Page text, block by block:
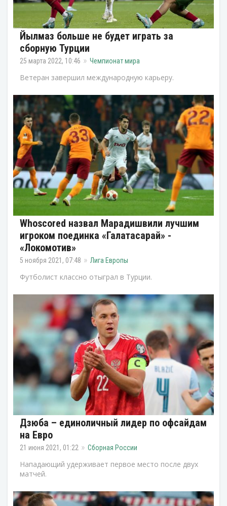
Йылмаз больше не будет играть за
сборную Турции
25 марта 2022, 10:46 Чемпионат мира
Ветеран завершил международную карьеру.
Whoscored назвал Марадишвили лучшим
игроком поединка «Галатасарай» -
«Локомотив»
5 ноября 2021, 07:48 Лига Европы
Футболист классно отыграл в Турции.
Дзюба – единоличный лидер по офсайдам
на Евро
21 июня 2021, 01:22 Сборная России
Нападающий удерживает первое место после двух
матчей.